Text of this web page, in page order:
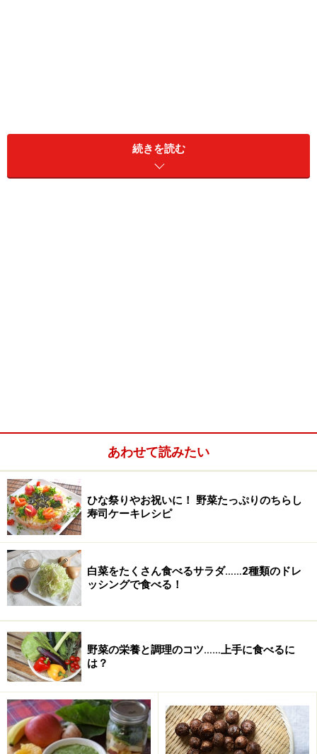
パン粉 10g
じゃがいもは男爵いもで作るのがおすすめです。大きい
ものなら2個で十分ですが、小ぶりなじゃがいもの場合
は3個くらいで作ってください。
続きを読む
あわせて読みたい
ひな祭りやお祝いに！ 野菜たっぷりのちらし
寿司ケーキレシピ
白菜をたくさん食べるサラダ……2種類のドレ
ッシングで食べる！
野菜の栄養と調理のコツ……上手に食べるに
は？